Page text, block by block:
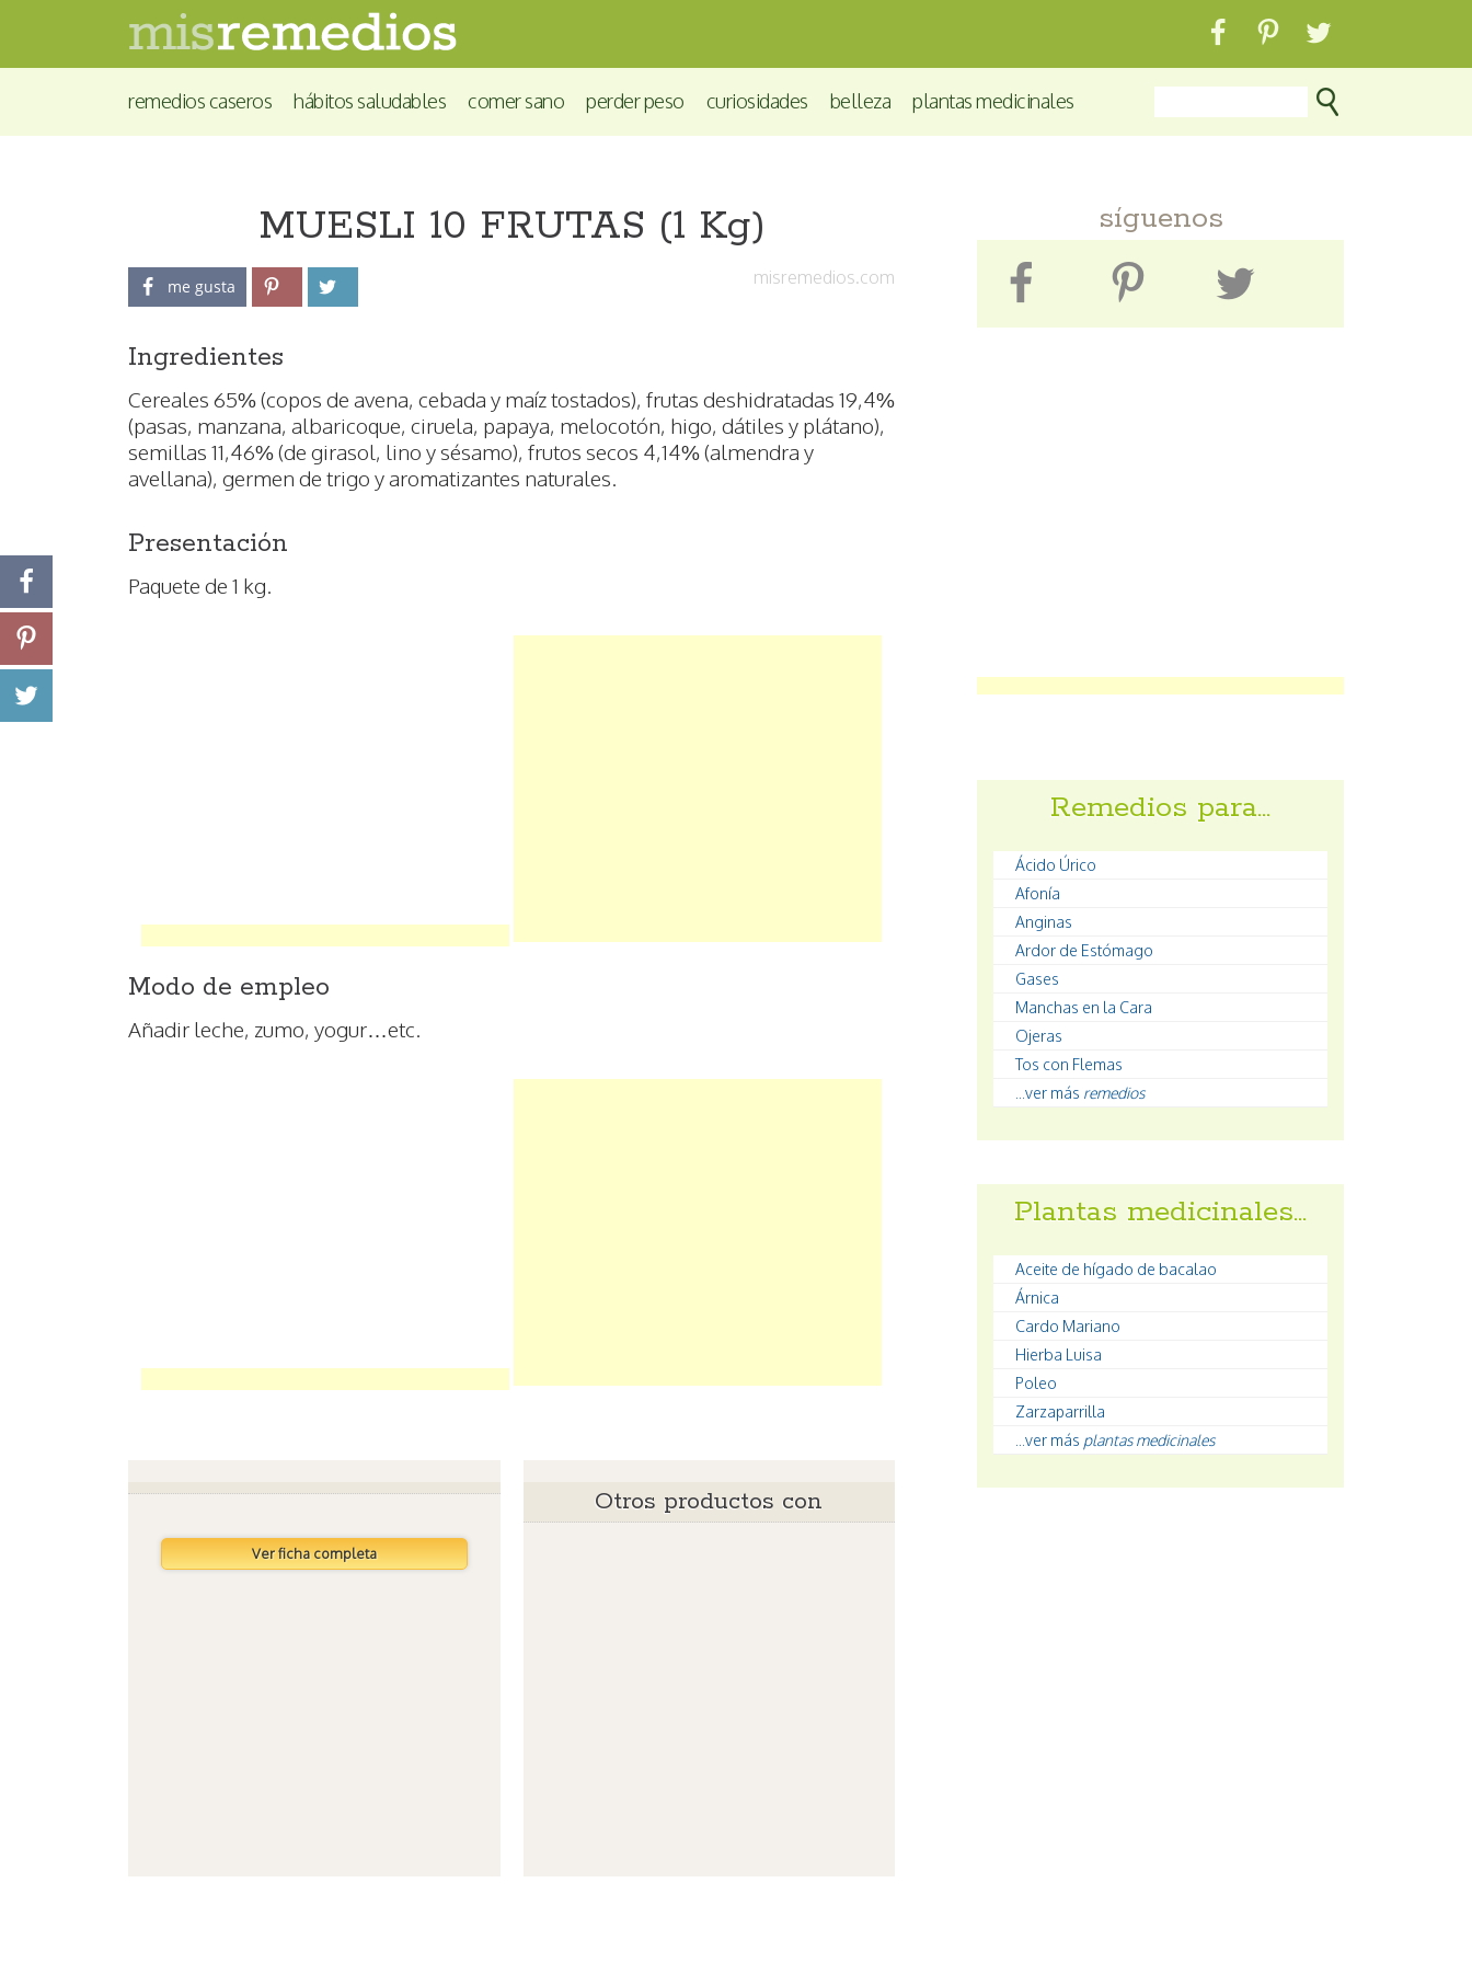
remedios caseros hábitos saludables comer sano perder peso curiosidades belleza plantas medicinales
MUESLI 10 FRUTAS (1 Kg)
misremedios.com
me gusta
Ingredientes
Cereales 65% (copos de avena, cebada y maíz tostados), frutas deshidratadas 19,4%
(pasas, manzana, albaricoque, ciruela, papaya, melocotón, higo, dátiles y plátano),
semillas 11,46% (de girasol, lino y sésamo), frutos secos 4,14% (almendra y
avellana), germen de trigo y aromatizantes naturales.
Presentación
Paquete de 1 kg.
Modo de empleo
Añadir leche, zumo, yogur…etc.
Ver ficha completa
Otros productos con
síguenos
Remedios para…
Ácido Úrico
Afonía
Anginas
Ardor de Estómago
Gases
Manchas en la Cara
Ojeras
Tos con Flemas
...ver más remedios
Plantas medicinales…
Aceite de hígado de bacalao
Árnica
Cardo Mariano
Hierba Luisa
Poleo
Zarzaparrilla
...ver más plantas medicinales